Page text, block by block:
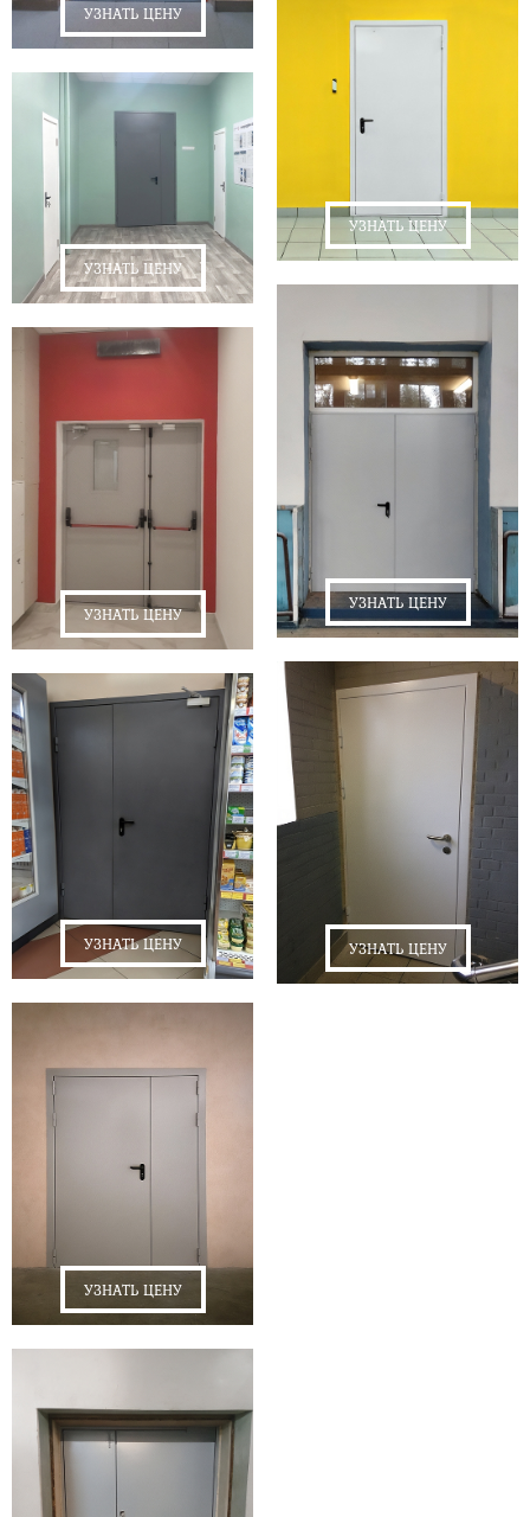
УЗНАТЬ ЦЕНУ
УЗНАТЬ ЦЕНУ
УЗНАТЬ ЦЕНУ
УЗНАТЬ ЦЕНУ
УЗНАТЬ ЦЕНУ
УЗНАТЬ ЦЕНУ
УЗНАТЬ ЦЕНУ
УЗНАТЬ ЦЕНУ